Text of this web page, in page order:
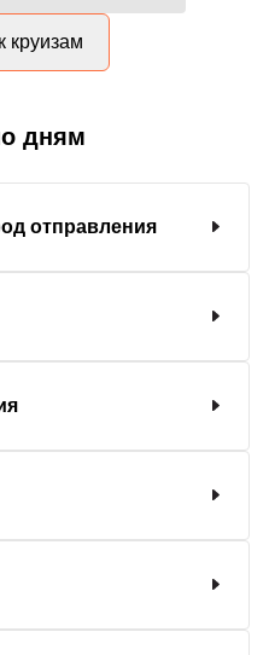
круизам
дням
отправления